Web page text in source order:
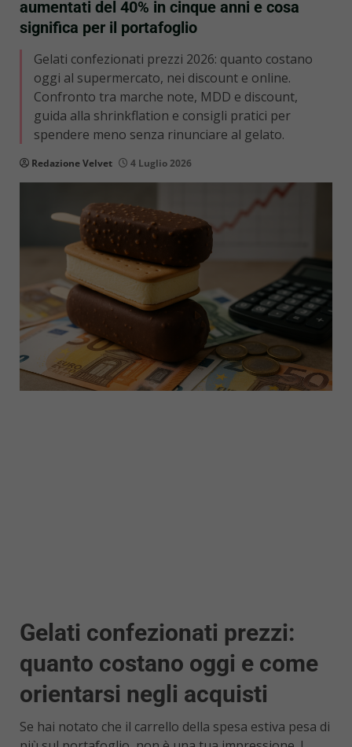
aumentati del 40% in cinque anni e cosa
significa per il portafoglio
Gelati confezionati prezzi 2026: quanto costano
oggi al supermercato, nei discount e online.
Confronto tra marche note, MDD e discount,
guida alla shrinkflation e consigli pratici per
spendere meno senza rinunciare al gelato.
Redazione Velvet 4 Luglio 2026
Gelati confezionati prezzi:
quanto costano oggi e come
orientarsi negli acquisti
Se hai notato che il carrello della spesa estiva pesa di